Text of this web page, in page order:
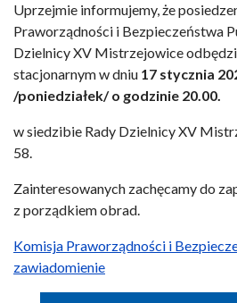
Uprzejmie informujemy, że
Praworządności i Bezpieczeństwa
Dzielnicy XV Mistrzejowice
stacjonarnym w dniu 17 stycznia
/poniedziałek/o godzinie 20.00.
w siedzibie Rady Dzielnicy XV
58.
Zainteresowanych zachęcamy do
z porządkiem obrad.
Komisja Praworządności i
zawiadomienie